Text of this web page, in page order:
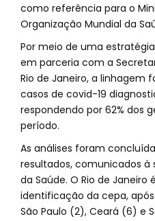
como referência para o
Organização Mundial da
Por meio de uma
em parceria com a
Rio de Janeiro, a linhagem
casos de covid-19
respondendo por 62% dos
período.
As análises foram
resultados, comunicados à
da Saúde. O Rio de
identificação da cepa,
São Paulo (2), Ceará (6) e